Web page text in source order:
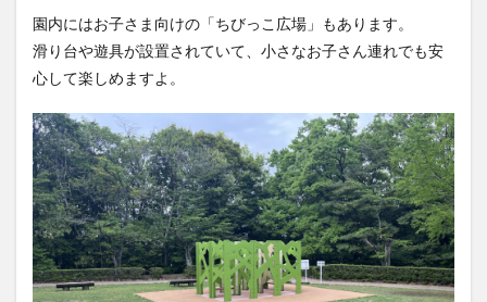
園内にはお子さま向けの「ちびっこ広場」もあります。
滑り台や遊具が設置されていて、小さなお子さん連れでも安
心して楽しめますよ。